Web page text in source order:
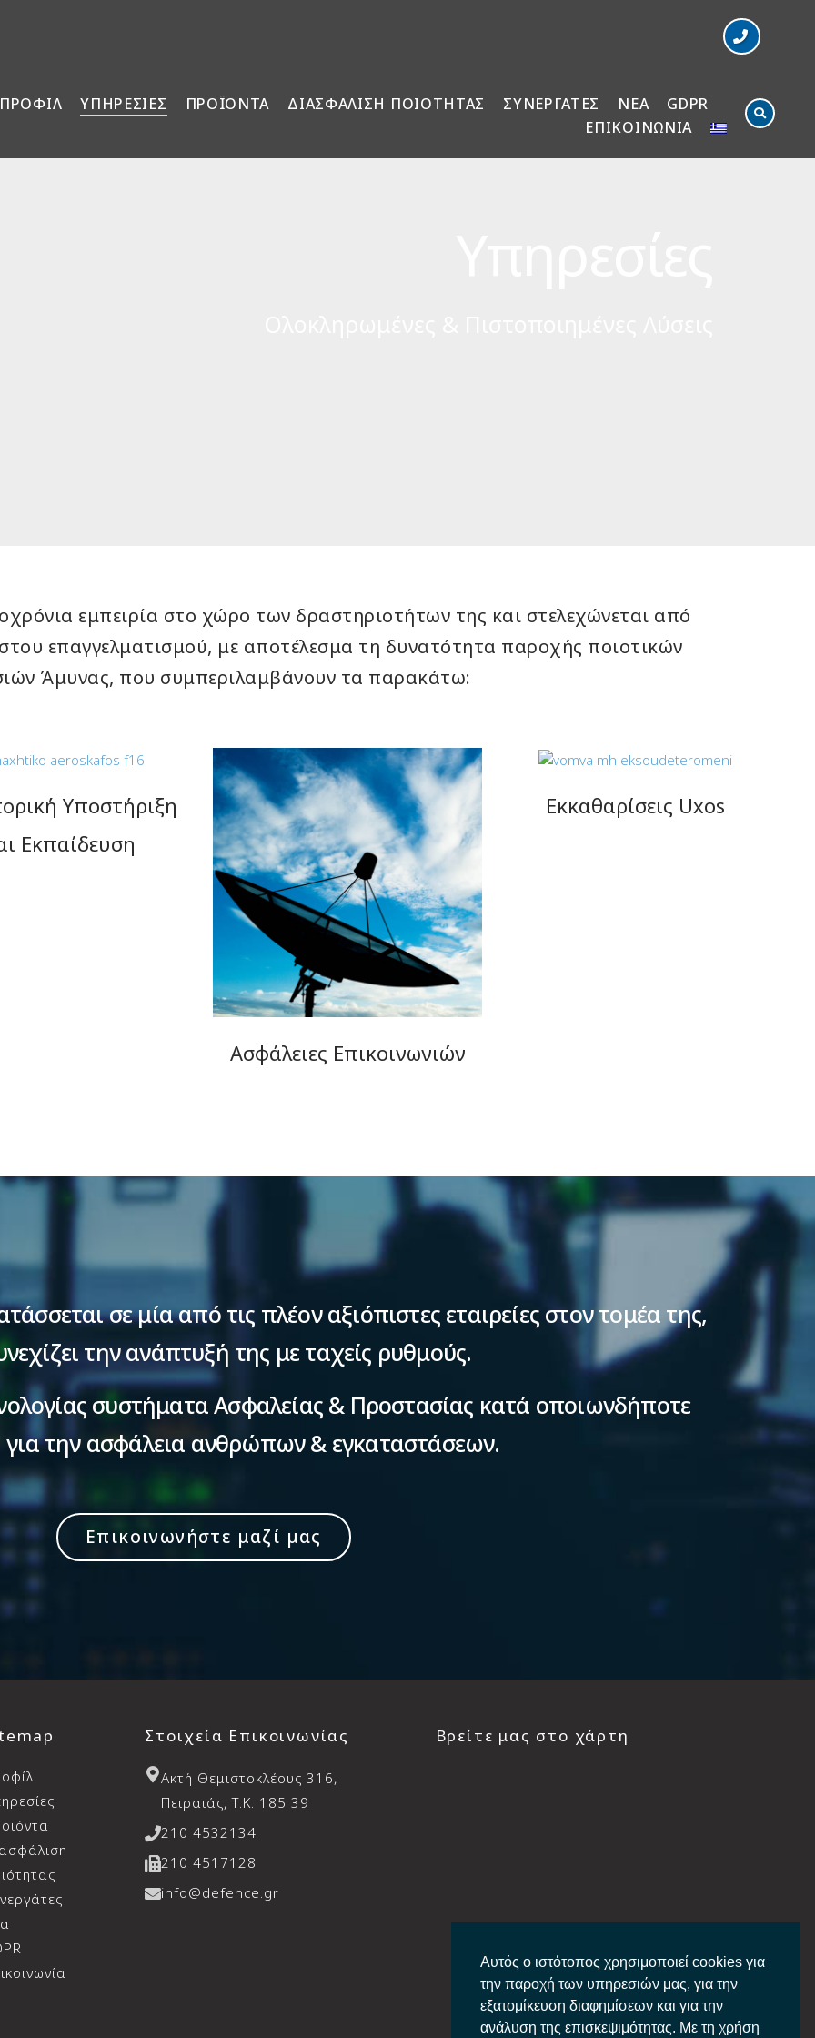
Αυτός ο ιστότοπος χρησιμοποιεί cookies για
την παροχή των υπηρεσιών μας, για την
εξατομίκευση διαφημίσεων και για την
ανάλυση της επισκεψιμότητας. Με τη χρήση
ΠΡΟΦΙΛ ΥΠΗΡΕΣΙΕΣ ΠΡΟΪΟΝΤΑ ΔΙΑΣΦΑΛΙΣΗ ΠΟΙΟΤΗΤΑΣ ΣΥΝΕΡΓΑΤΕΣ ΝΕΑ
GDPR
ΕΠΙΚΟΙΝΩΝΙΑ
εμπειρία στο χώρο των δραστηριοτήτων της και στελεχώνεται από
επαγγελματισμού, με αποτέλεσμα τη δυνατότητα παροχής ποιοτικών
Άμυνας, που συμπεριλαμβάνουν τα παρακάτω:
Υποστήριξη
Εκπαίδευση
Ασφάλειες Επικοινωνιών
Εκκαθαρίσεις Uxos
σε μία από τις πλέον αξιόπιστες εταιρείες στον τομέα της,
την ανάπτυξή της με ταχείς ρυθμούς.
συστήματα Ασφαλείας & Προστασίας κατά οποιωνδήποτε
την ασφάλεια ανθρώπων & εγκαταστάσεων.
Επικοινωνήστε μαζί μας
Στοιχεία Επικοινωνίας
Aκτή Θεμιστοκλέους 316,
Πειραιάς, T.K. 185 39
210 4532134
210 4517128
info@defence.gr
Βρείτε μας στο χάρτη